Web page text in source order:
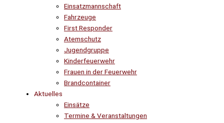
Einsatzmannschaft
Fahrzeuge
First Responder
Atemschutz
Jugendgruppe
Kinderfeuerwehr
Frauen in der Feuerwehr
Brandcontainer
Aktuelles
Einsätze
Termine & Veranstaltungen